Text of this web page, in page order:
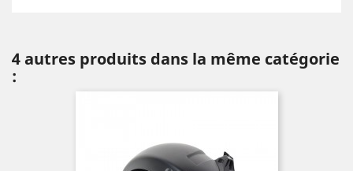
4 autres produits dans la même catégorie
: